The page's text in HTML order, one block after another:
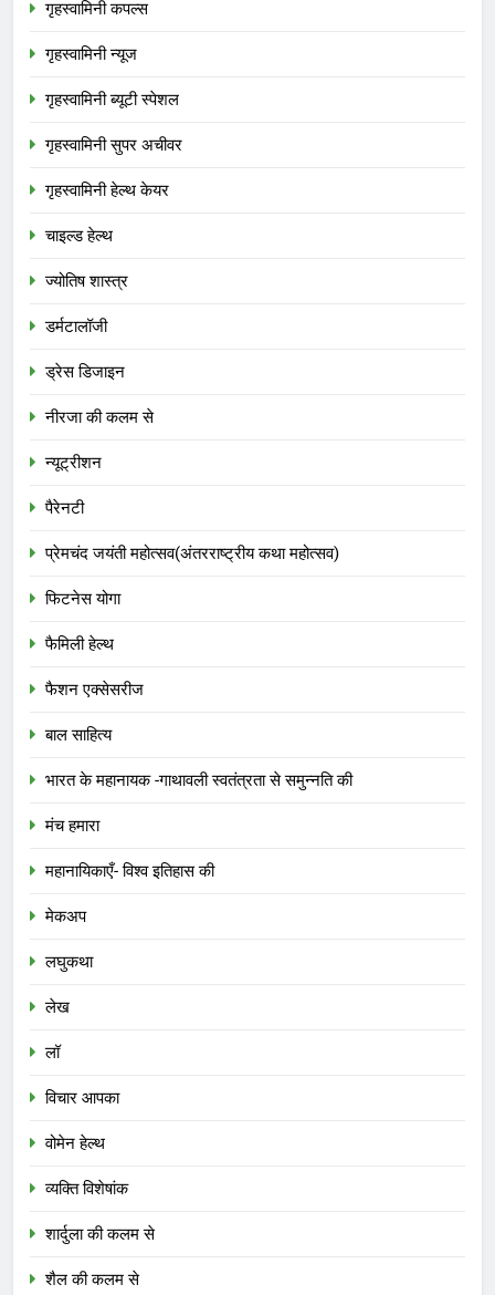
गृहस्वामिनी कपल्स
गृहस्वामिनी न्यूज
गृहस्वामिनी ब्यूटी स्पेशल
गृहस्वामिनी सुपर अचीवर
गृहस्वामिनी हेल्थ केयर
चाइल्ड हेल्थ
ज्योतिष शास्त्र
डर्मटालॉजी
ड्रेस डिजाइन
नीरजा की कलम से
न्यूट्रीशन
पैरेनटी
प्रेमचंद जयंती महोत्सव(अंतरराष्ट्रीय कथा महोत्सव)
फिटनेस योगा
फैमिली हेल्थ
फैशन एक्सेसरीज
बाल साहित्य
भारत के महानायक -गाथावली स्वतंत्रता से समुन्नति की
मंच हमारा
महानायिकाएँ- विश्व इतिहास की
मेकअप
लघुकथा
लेख
लॉ
विचार आपका
वोमेन हेल्थ
व्यक्ति विशेषांक
शार्दुला की कलम से
शैल की कलम से